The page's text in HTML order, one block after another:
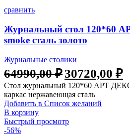
сравнить
Журнальный стол 120*60
smoke сталь золото
Журнальные столики
64990,00₽30720,00 ₽
Стол журнальный 120*60 АРТ ДЕКО
каркас нержавеющая сталь
Добавить в Список желаний
В корзину
Быстрый просмотр
-56%